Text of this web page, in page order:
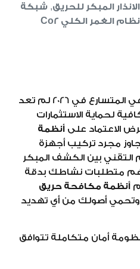
المبكر للحريق,شبكة
نظام الغمر الكلي Co2
مع التوسع العمراني والصناعي المتسارع في 2026 لم تعد
لحماية الاستثمارات
الاعتماد على أنظمة
مجرد تركيب أجهزة
التقني بين الكشف المبكر
فهم متطلبات نشاطك بدقة
أنظمة مكافحة حريق
وتحمي أصولك من أي تهديد
أمان متكاملة تتوافق